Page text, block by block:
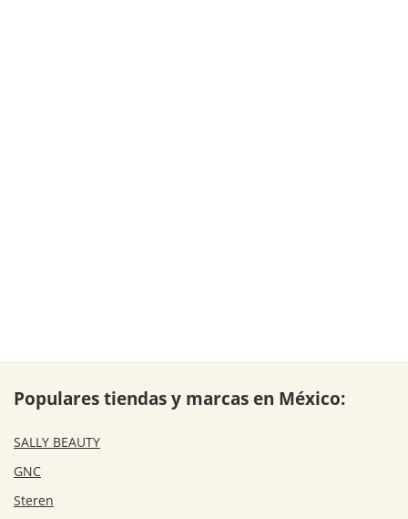
Populares tiendas y marcas en México:
SALLY BEAUTY
GNC
Steren